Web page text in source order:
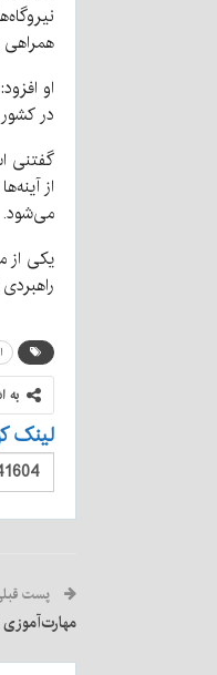
همراهی
او
در
از
می‌شود.
به
لینک
پست